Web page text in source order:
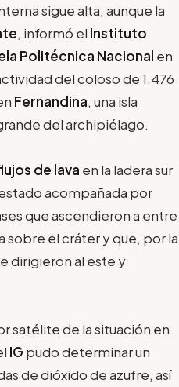
sigue alta, aunque la
, informó el Instituto
Politécnica Nacional en
del coloso de 1.476
Fernandina, una isla
del archipiélago.
de lava en la ladera sur
acompañada por
que ascendieron a entre
sobre el cráter y que, por la
dirigieron al este y
satélite de la situación en
IG pudo determinar un
de dióxido de azufre, así